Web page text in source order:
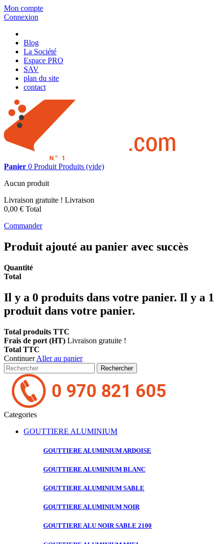
Mon compte
Connexion
Blog
La Société
Espace PRO
SAV
plan du site
contact
Panier 0 Produit Produits (vide)
Aucun produit
Livraison gratuite ! Livraison
0,00 € Total
Commander
Produit ajouté au panier avec succès
Quantité
Total
Il y a 0 produits dans votre panier. Il y a 1
produit dans votre panier.
Total produits TTC
Frais de port (HT) Livraison gratuite !
Total TTC
ContinuerAller au panier
Rechercher
Categories
GOUTTIERE ALUMINIUM
GOUTTIERE ALUMINIUM ARDOISE
GOUTTIERE ALUMINIUM BLANC
GOUTTIERE ALUMINIUM SABLE
GOUTTIERE ALUMINIUM NOIR
GOUTTIERE ALU NOIR SABLE 2100